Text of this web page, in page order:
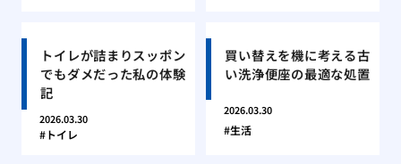
トイレが詰まりスッポン
でもダメだった私の体験
記
2026.03.30
トイレ
買い替えを機に考える古
い洗浄便座の最適な処置
2026.03.30
生活